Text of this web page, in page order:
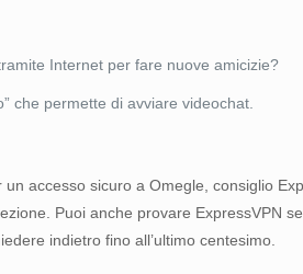
Internet per fare nuove amicizie?
che permette di avviare videochat.
accesso sicuro a Omegle, consiglio
Puoi anche provare ExpressVPN
indietro fino all’ultimo centesimo.